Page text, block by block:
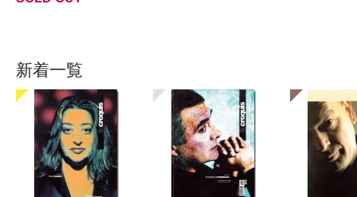
新着一覧